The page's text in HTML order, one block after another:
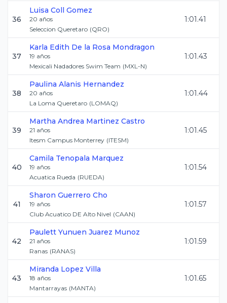
36
Luisa Coll Gomez
20 años
Seleccion Queretaro (QRO)
1:01.41
37
Karla Edith De la Rosa Mondragon
19 años
Mexicali Nadadores Swim Team (MXL-N)
1:01.43
38
Paulina Alanis Hernandez
20 años
La Loma Queretaro (LOMAQ)
1:01.44
39
Martha Andrea Martinez Castro
21 años
Itesm Campus Monterrey (ITESM)
1:01.45
40
Camila Tenopala Marquez
19 años
Acuatica Rueda (RUEDA)
1:01.54
41
Sharon Guerrero Cho
19 años
Club Acuatico DE Alto Nivel (CAAN)
1:01.57
42
Paulett Yunuen Juarez Munoz
21 años
Ranas (RANAS)
1:01.59
43
Miranda Lopez Villa
18 años
Mantarrayas (MANTA)
1:01.65